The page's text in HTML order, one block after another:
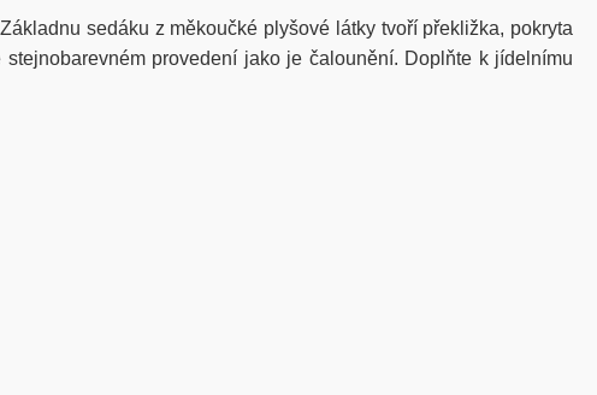
sedáku z měkoučké plyšové látky tvoří překližka, pokryta
provedení jako je čalounění. Doplňte k jídelnímu